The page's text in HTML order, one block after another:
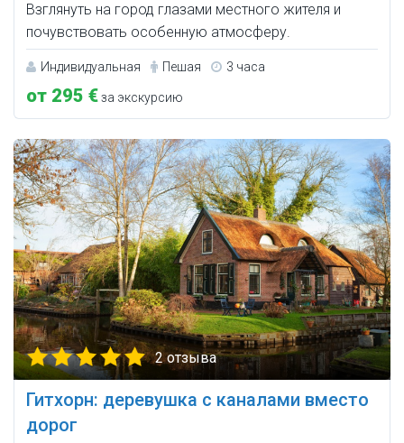
Взглянуть на город глазами местного жителя и
почувствовать особенную атмосферу.
Индивидуальная Пешая 3 часа
от 295 €за экскурсию
2 отзыва
Гитхорн: деревушка с каналами вместо
дорог